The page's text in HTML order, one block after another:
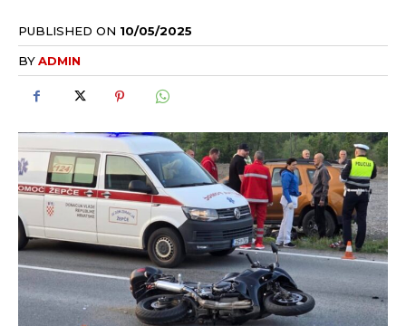
PUBLISHED ON 10/05/2025
BYADMIN